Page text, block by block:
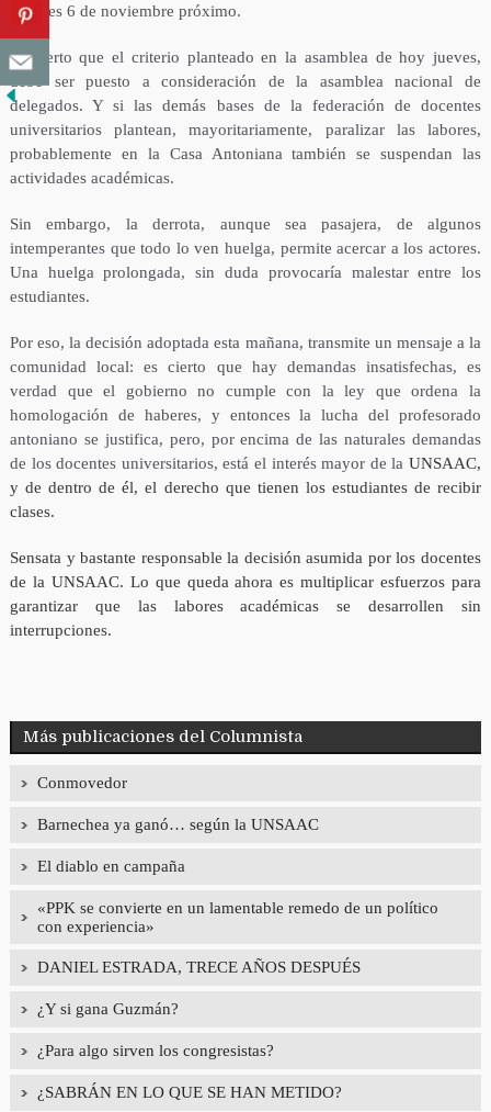
el lunes 6 de noviembre próximo.
Es cierto que el criterio planteado en la asamblea de hoy jueves,
debe ser puesto a consideración de la asamblea nacional de
delegados. Y si las demás bases de la federación de docentes
universitarios plantean, mayoritariamente, paralizar las labores,
probablemente en la Casa Antoniana también se suspendan las
actividades académicas.
Sin embargo, la derrota, aunque sea pasajera, de algunos
intemperantes que todo lo ven huelga, permite acercar a los actores.
Una huelga prolongada, sin duda provocaría malestar entre los
estudiantes.
Por eso, la decisión adoptada esta mañana, transmite un mensaje a la
comunidad local: es cierto que hay demandas insatisfechas, es
verdad que el gobierno no cumple con la ley que ordena la
homologación de haberes, y entonces la lucha del profesorado
antoniano se justifica, pero, por encima de las naturales demandas
de los docentes universitarios, está el interés mayor de laUNSAAC,
y de dentro de él, el derecho que tienen los estudiantes de recibir
clases.
Sensata y bastante responsable la decisión asumida por los docentes
de la UNSAAC. Lo que queda ahora es multiplicar esfuerzos para
garantizar que las labores académicas se desarrollen sin
interrupciones.
Más publicaciones del Columnista
Conmovedor
Barnechea ya ganó… según la UNSAAC
El diablo en campaña
«PPK se convierte en un lamentable remedo de un político
con experiencia»
DANIEL ESTRADA, TRECE AÑOS DESPUÉS
¿Y si gana Guzmán?
¿Para algo sirven los congresistas?
¿SABRÁN EN LO QUE SE HAN METIDO?